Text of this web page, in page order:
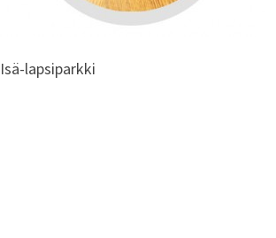
Isä-lapsiparkki